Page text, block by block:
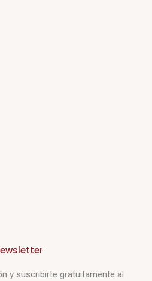
y suscribirte gratuitamente al